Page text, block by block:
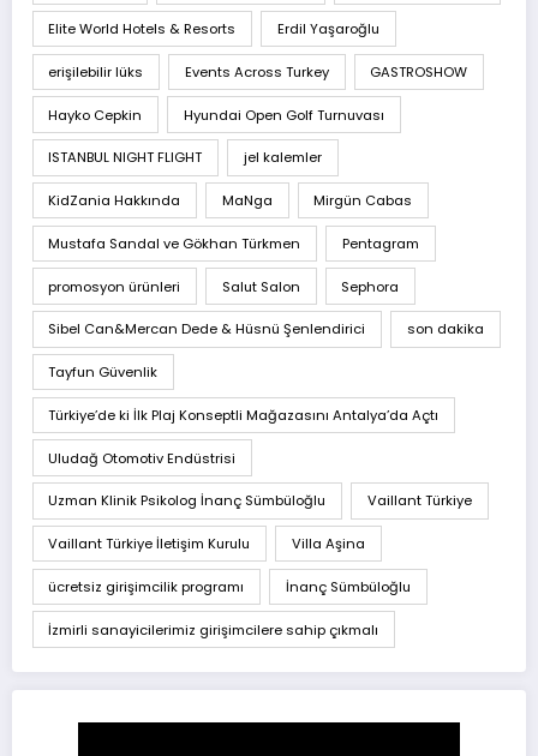
Elite World Hotels & Resorts Erdil Yaşaroğlu
erişilebilir lüks Events Across Turkey GASTROSHOW
Hayko Cepkin Hyundai Open Golf Turnuvası
ISTANBUL NIGHT FLIGHT jel kalemler
KidZania Hakkında MaNga Mirgün Cabas
Mustafa Sandal ve Gökhan Türkmen Pentagram
promosyon ürünleri Salut Salon Sephora
Sibel Can&Mercan Dede & Hüsnü Şenlendirici son dakika
Tayfun Güvenlik
Türkiye’de ki İlk Plaj Konseptli Mağazasını Antalya’da Açtı
Uludağ Otomotiv Endüstrisi
Uzman Klinik Psikolog İnanç Sümbüloğlu Vaillant Türkiye
Vaillant Türkiye İletişim Kurulu Villa Aşina
ücretsiz girişimcilik programı İnanç Sümbüloğlu
İzmirli sanayicilerimiz girişimcilere sahip çıkmalı